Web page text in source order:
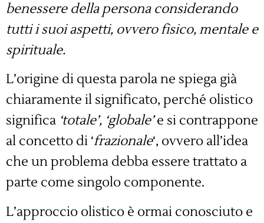
benessere della persona considerando
tutti i suoi aspetti, ovvero fisico, mentale e
spirituale.
L’origine di questa parola ne spiega già
chiaramente il significato, perché olistico
significa ‘totale’, ‘globale’e si contrappone
al concetto di ‘frazionale‘, ovvero all’idea
che un problema debba essere trattato a
parte come singolo componente.
L’approccio olistico è ormai conosciuto e